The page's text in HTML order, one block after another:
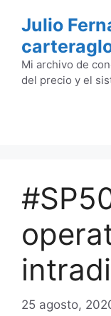
contenido
Julio
Mi archivo de
del precio y el
25 agosto,